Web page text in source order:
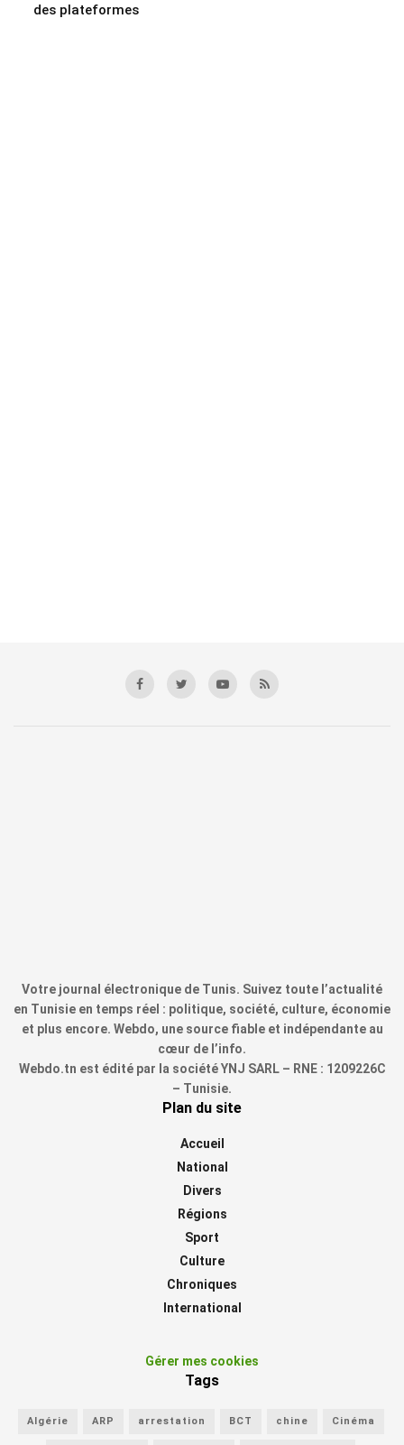
des plateformes
Votre journal électronique de Tunis. Suivez toute l’actualité
en Tunisie en temps réel : politique, société, culture, économie
et plus encore. Webdo, une source fiable et indépendante au
cœur de l’info.
Webdo.tn est édité par la société YNJ SARL – RNE : 1209226C
– Tunisie.
Plan du site
Accueil
National
Divers
Régions
Sport
Culture
Chroniques
International
Gérer mes cookies
Tags
Algérie ARP arrestation BCT chine Cinéma